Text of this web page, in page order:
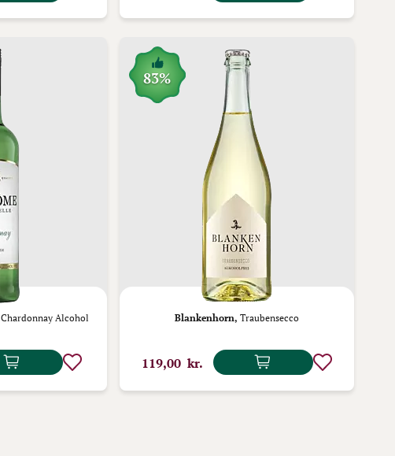
Chardonnay Alcohol
83%
Blankenhorn, Traubensecco
119,00 kr.